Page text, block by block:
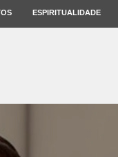
ESPIRITUALIDADE